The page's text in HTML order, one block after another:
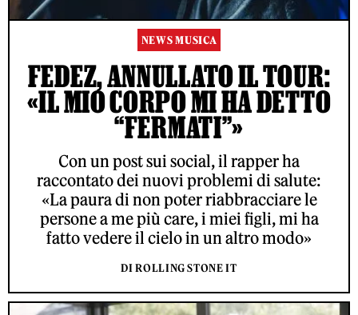
NEWS MUSICA
FEDEZ, ANNULLATO IL TOUR:
«IL MIO CORPO MI HA DETTO
“FERMATI”»
Con un post sui social, il rapper ha
raccontato dei nuovi problemi di salute:
«La paura di non poter riabbracciare le
persone a me più care, i miei figli, mi ha
fatto vedere il cielo in un altro modo»
DI ROLLING STONE IT